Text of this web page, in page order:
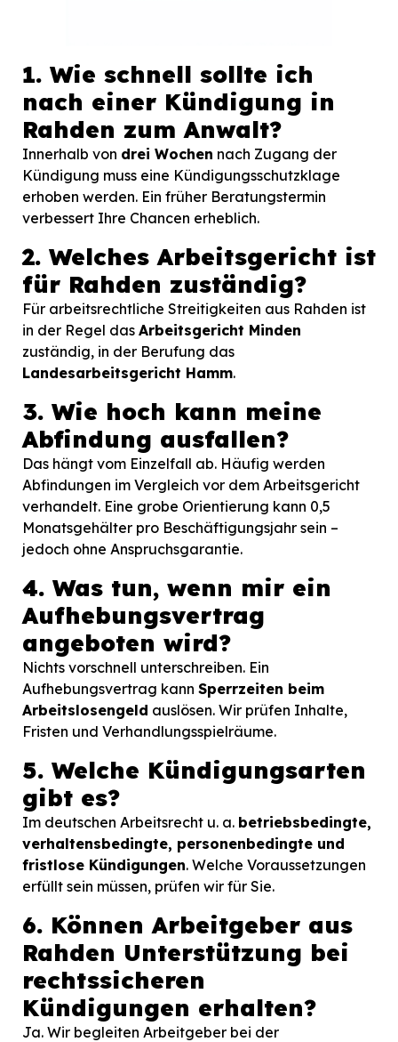
1. Wie schnell sollte ich
nach einer Kündigung in
Rahden zum Anwalt?
Innerhalb von drei Wochen nach Zugang der
Kündigung muss eine Kündigungsschutzklage
erhoben werden. Ein früher Beratungstermin
verbessert Ihre Chancen erheblich.
2. Welches Arbeitsgericht ist
für Rahden zuständig?
Für arbeitsrechtliche Streitigkeiten aus Rahden ist
in der Regel das Arbeitsgericht Minden
zuständig, in der Berufung das
Landesarbeitsgericht Hamm.
3. Wie hoch kann meine
Abfindung ausfallen?
Das hängt vom Einzelfall ab. Häufig werden
Abfindungen im Vergleich vor dem Arbeitsgericht
verhandelt. Eine grobe Orientierung kann 0,5
Monatsgehälter pro Beschäftigungsjahr sein –
jedoch ohne Anspruchsgarantie.
4. Was tun, wenn mir ein
Aufhebungsvertrag
angeboten wird?
Nichts vorschnell unterschreiben. Ein
Aufhebungsvertrag kann Sperrzeiten beim
Arbeitslosengeld auslösen. Wir prüfen Inhalte,
Fristen und Verhandlungsspielräume.
5. Welche Kündigungsarten
gibt es?
Im deutschen Arbeitsrecht u. a. betriebsbedingte,
verhaltensbedingte, personenbedingte und
fristlose Kündigungen. Welche Voraussetzungen
erfüllt sein müssen, prüfen wir für Sie.
6. Können Arbeitgeber aus
Rahden Unterstützung bei
rechtssicheren
Kündigungen erhalten?
Ja. Wir begleiten Arbeitgeber bei der